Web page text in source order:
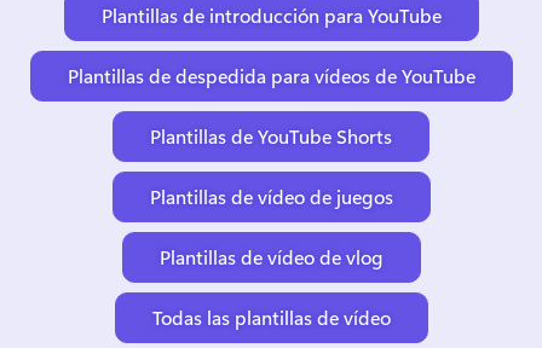
Plantillas de introducción para YouTube
Plantillas de despedida para vídeos de YouTube
Plantillas de YouTube Shorts
Plantillas de vídeo de juegos
Plantillas de vídeo de vlog
Todas las plantillas de vídeo